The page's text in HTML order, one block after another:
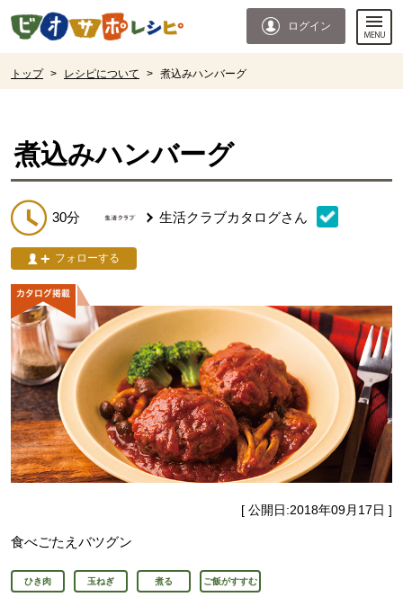
ページの先頭です。
ログイン
トップ > レシピについて > 煮込みハンバーグ
煮込みハンバーグ
30分 生活クラブカタログさん
フォローする
[ 公開日:2018年09月17日 ]
食べごたえバツグン
ひき肉 玉ねぎ 煮る ご飯がすすむ